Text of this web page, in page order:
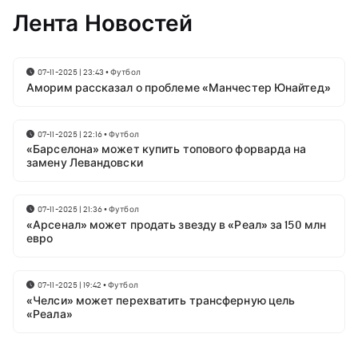
Лента Новостей
07-11-2025 | 23:43 •Футбол
Аморим рассказал о проблеме «Манчестер Юнайтед»
07-11-2025 | 22:16•Футбол
«Барселона» может купить топового форварда на
замену Левандовски
07-11-2025 | 21:36•Футбол
«Арсенал» может продать звезду в «Реал» за 150 млн
евро
07-11-2025 | 19:42 •Футбол
«Челси» может перехватить трансферную цель
«Реала»